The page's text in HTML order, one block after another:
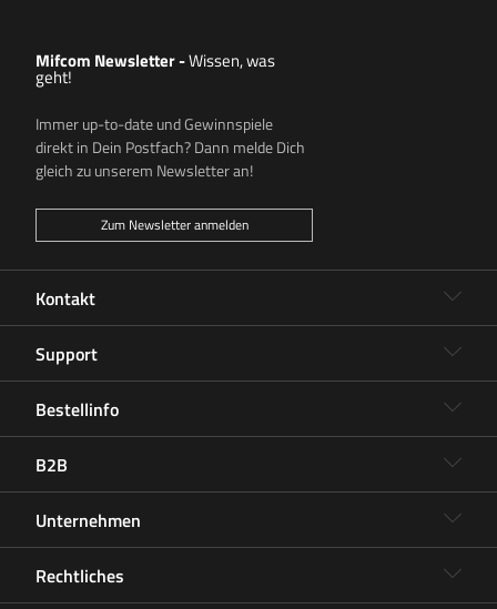
Kontakt
Support
Bestellinfo
B2B
Unternehmen
Rechtliches
Mifcom Newsletter-Wissen, was
geht!
Immer up-to-date und Gewinnspiele
direkt in Dein Postfach? Dann melde Dich
gleich zu unserem Newsletter an!
Zum Newsletter anmelden